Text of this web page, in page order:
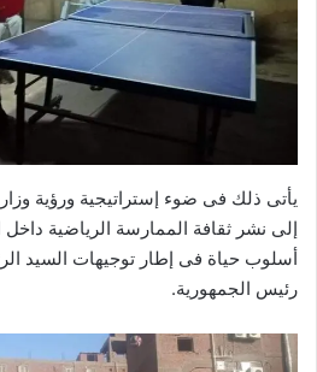
يأتى ذلك فى ضوء إستراتيجية ورؤية
إلى نشر ثقافة الممارسة الرياضية
أسلوب حياة فى إطار توجيهات السيد
رئيس الجمهورية.